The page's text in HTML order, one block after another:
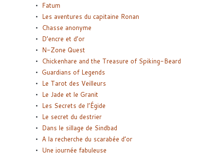
Fatum
Les aventures du capitaine Ronan
Chasse anonyme
D’encre et d’or
N-Zone Quest
Chickenhare and the Treasure of Spiking-Beard
Guardians of Legends
Le Tarot des Veilleurs
Le Jade et le Granit
Les Secrets de l’Égide
Le secret du destrier
Dans le sillage de Sindbad
A la recherche du scarabée d’or
Une journée fabuleuse